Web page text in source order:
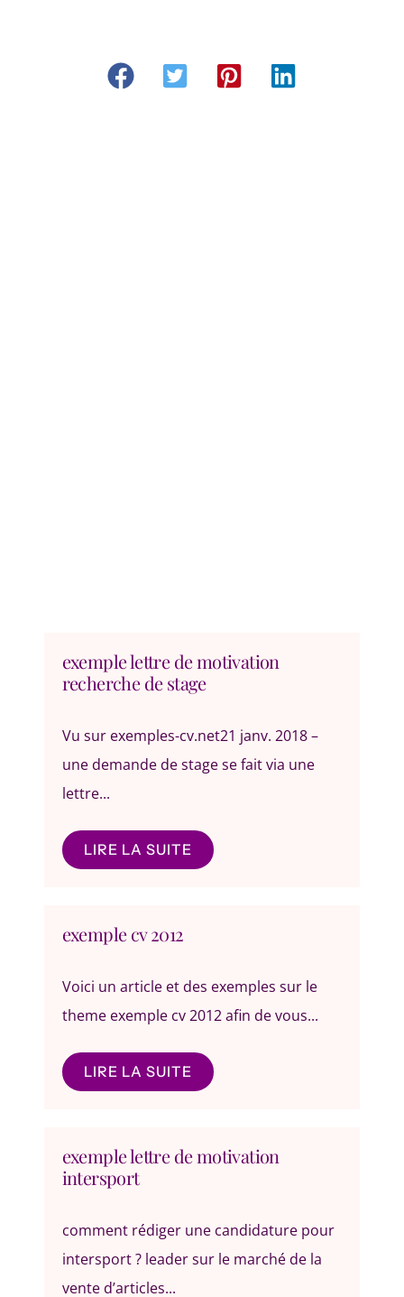
exemple lettre de motivation
recherche de stage
Vu sur exemples-cv.net21 janv. 2018 –
une demande de stage se fait via une
lettre...
LIRE LA SUITE
exemple cv 2012
Voici un article et des exemples sur le
theme exemple cv 2012 afin de vous...
LIRE LA SUITE
exemple lettre de motivation
intersport
comment rédiger une candidature pour
intersport ? leader sur le marché de la
vente d’articles...